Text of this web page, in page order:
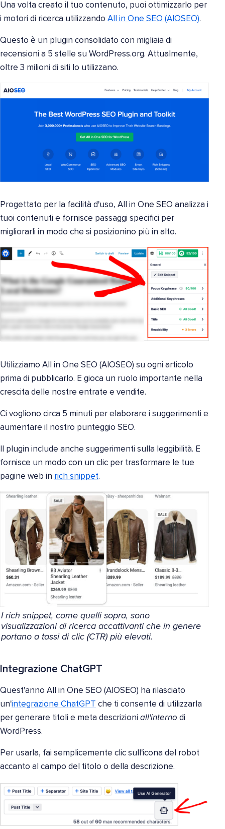
Una volta creato il tuo contenuto, puoi ottimizzarlo per
i motori di ricerca utilizzando All in One SEO (AIOSEO).
Questo è un plugin consolidato con migliaia di
recensioni a 5 stelle su WordPress.org. Attualmente,
oltre 3 milioni di siti lo utilizzano.
Progettato per la facilità d'uso, All in One SEO analizza i
tuoi contenuti e fornisce passaggi specifici per
migliorarli in modo che si posizionino più in alto.
Utilizziamo All in One SEO (AIOSEO) su ogni articolo
prima di pubblicarlo. E gioca un ruolo importante nella
crescita delle nostre entrate e vendite.
Ci vogliono circa 5 minuti per elaborare i suggerimenti e
aumentare il nostro punteggio SEO.
Il plugin include anche suggerimenti sulla leggibilità. E
fornisce un modo con un clic per trasformare le tue
pagine web in rich snippet.
I rich snippet, come quelli sopra, sono
visualizzazioni di ricerca accattivanti che in genere
portano a tassi di clic (CTR) più elevati.
Integrazione ChatGPT
Quest'anno All in One SEO (AIOSEO) ha rilasciato
un'integrazione ChatGPT che ti consente di utilizzarla
per generare titoli e meta descrizioni all'interno di
WordPress.
Per usarla, fai semplicemente clic sull'icona del robot
accanto al campo del titolo o della descrizione.